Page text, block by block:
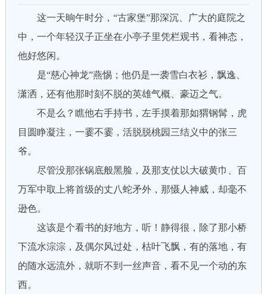
这一天晌午时分，“古家堡”那深沉、广大的庭院之
中，一个年轻汉子正坐在小亭子里凭栏观书，看神态，
他好悠闲。
是“慈心神龙”燕惕；他仍是一袭雪白衣衫，飘逸、
潇洒，还有他那时刻不脱的英雄气概、豪迈之气。
不是么？瞧他右手持书，左手摸着那如猬钢髯，虎
目圆睁凝注，一霎不霎，活脱脱桃园三结义中的张三
爷。
尽管没那张锅底般黑脸，及那支仗以大破黄巾、百
万军中取上将首级的丈八蛇矛外，那慑人神威，却毫不
逊色。
这该是个看书的好地方，听！静得很，除了那小桥
下流水淙淙，及偶尔风过处，枯叶飞飘，有的落地，有
的随水远流外，就听不到一丝声音，看不见一个动的东
西。